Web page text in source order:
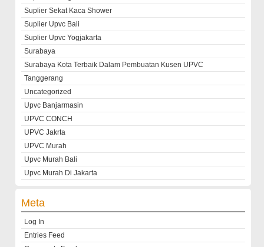
Suplier Sekat Kaca Shower
Suplier Upvc Bali
Suplier Upvc Yogjakarta
Surabaya
Surabaya Kota Terbaik Dalam Pembuatan Kusen UPVC
Tanggerang
Uncategorized
Upvc Banjarmasin
UPVC CONCH
UPVC Jakrta
UPVC Murah
Upvc Murah Bali
Upvc Murah Di Jakarta
Meta
Log In
Entries Feed